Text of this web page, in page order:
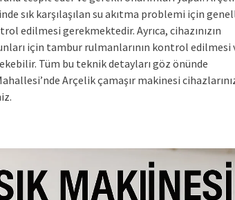
sık karşılaşılan su akıtma problemi için
edilmesi gerekmektedir. Ayrıca, cihazınızın
için tambur rulmanlarının kontrol edilmesi
Tüm bu teknik detayları göz önünde
Arçelik çamaşır makinesi